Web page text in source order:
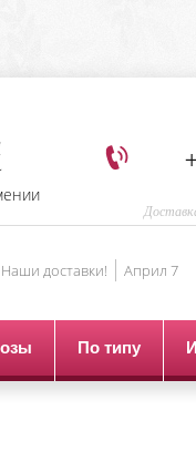
Наши доставки! Aприл 7
По типу